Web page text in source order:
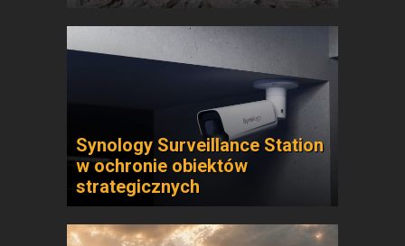
Synology Surveillance Station
w ochronie obiektów
strategicznych